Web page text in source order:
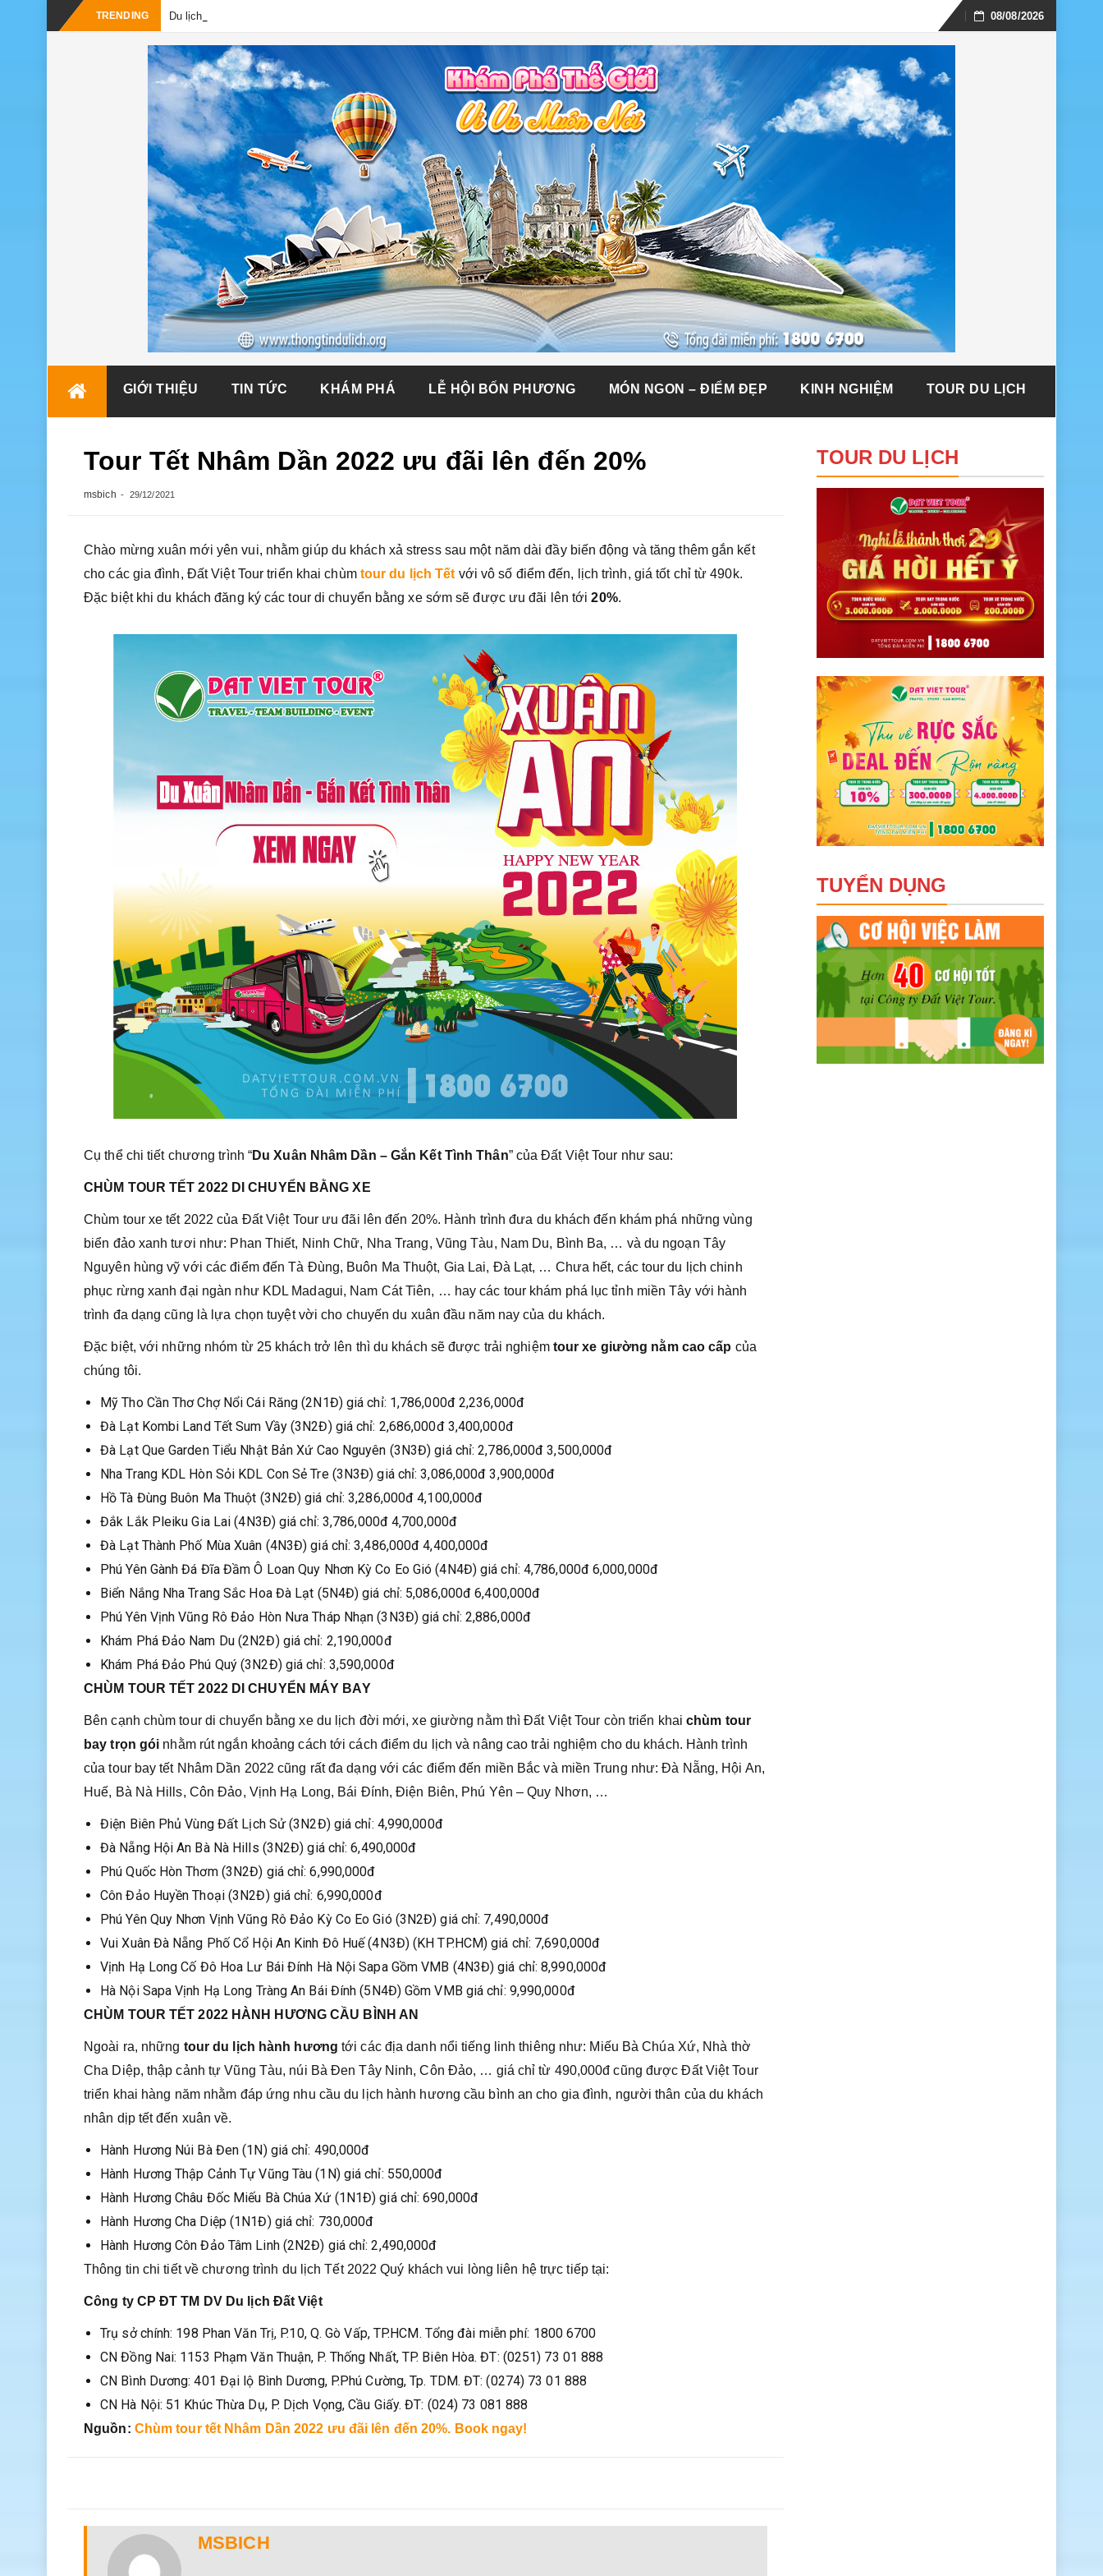
TRENDING Du lịch Sri Lanka – Bật mí nên đ
Skip
08/08/2026
GIỚI THIỆU TIN TỨC KHÁM PHÁ LỄ HỘI BỐN PHƯƠNG MÓN NGON – ĐIỂM ĐẸP KINH NGHIỆM TOUR DU LỊCH
Tour Tết Nhâm Dần 2022 ưu đãi lên đến 20%
msbich 29/12/2021
Chào mừng xuân mới yên vui, nhằm giúp du khách xả stress sau một năm dài đầy biến động và tăng thêm gắn kết
cho các gia đình, Đất Việt Tour triển khai chùm tour du lịch Tết với vô số điểm đến, lịch trình, giá tốt chỉ từ 490k.
Đặc biệt khi du khách đăng ký các tour di chuyển bằng xe sớm sẽ được ưu đãi lên tới20%.
Cụ thể chi tiết chương trình “Du Xuân Nhâm Dần – Gắn Kết Tình Thân” của Đất Việt Tour như sau:
CHÙM TOUR TẾT 2022 DI CHUYỂN BẰNG XE
Chùm tour xe tết 2022 của Đất Việt Tour ưu đãi lên đến 20%. Hành trình đưa du khách đến khám phá những vùng
biển đảo xanh tươi như: Phan Thiết, Ninh Chữ, Nha Trang, Vũng Tàu, Nam Du, Bình Ba, … và du ngoạn Tây
Nguyên hùng vỹ với các điểm đến Tà Đùng, Buôn Ma Thuột, Gia Lai, Đà Lạt, … Chưa hết, các tour du lịch chinh
phục rừng xanh đại ngàn như KDL Madagui, Nam Cát Tiên, … hay các tour khám phá lục tỉnh miền Tây với hành
trình đa dạng cũng là lựa chọn tuyệt vời cho chuyến du xuân đầu năm nay của du khách.
Đặc biệt, với những nhóm từ 25 khách trở lên thì du khách sẽ được trải nghiệm tour xe giường nằm cao cấp của
chúng tôi.
Mỹ Tho Cần Thơ Chợ Nổi Cái Răng (2N1Đ) giá chỉ: 1,786,000đ 2,236,000đ
Đà Lạt Kombi Land Tết Sum Vầy (3N2Đ) giá chỉ: 2,686,000đ 3,400,000đ
Đà Lạt Que Garden Tiểu Nhật Bản Xứ Cao Nguyên (3N3Đ) giá chỉ: 2,786,000đ 3,500,000đ
Nha Trang KDL Hòn Sỏi KDL Con Sẻ Tre (3N3Đ) giá chỉ: 3,086,000đ 3,900,000đ
Hồ Tà Đùng Buôn Ma Thuột (3N2Đ) giá chỉ: 3,286,000đ 4,100,000đ
Đắk Lắk Pleiku Gia Lai (4N3Đ) giá chỉ: 3,786,000đ 4,700,000đ
Đà Lạt Thành Phố Mùa Xuân (4N3Đ) giá chỉ: 3,486,000đ 4,400,000đ
Phú Yên Gành Đá Đĩa Đầm Ô Loan Quy Nhơn Kỳ Co Eo Gió (4N4Đ) giá chỉ: 4,786,000đ 6,000,000đ
Biển Nắng Nha Trang Sắc Hoa Đà Lạt (5N4Đ) giá chỉ: 5,086,000đ 6,400,000đ
Phú Yên Vịnh Vũng Rô Đảo Hòn Nưa Tháp Nhạn (3N3Đ) giá chỉ: 2,886,000đ
Khám Phá Đảo Nam Du (2N2Đ) giá chỉ: 2,190,000đ
Khám Phá Đảo Phú Quý (3N2Đ) giá chỉ: 3,590,000đ
CHÙM TOUR TẾT 2022 DI CHUYỂN MÁY BAY
Bên cạnh chùm tour di chuyển bằng xe du lịch đời mới, xe giường nằm thì Đất Việt Tour còn triển khaichùm tour
bay trọn gói nhằm rút ngắn khoảng cách tới cách điểm du lịch và nâng cao trải nghiệm cho du khách. Hành trình
của tour bay tết Nhâm Dần 2022 cũng rất đa dạng với các điểm đến miền Bắc và miền Trung như: Đà Nẵng, Hội An,
Huế, Bà Nà Hills, Côn Đảo, Vịnh Hạ Long, Bái Đính, Điện Biên, Phú Yên – Quy Nhơn, …
Điện Biên Phủ Vùng Đất Lịch Sử (3N2Đ) giá chỉ: 4,990,000đ
Đà Nẵng Hội An Bà Nà Hills (3N2Đ) giá chỉ: 6,490,000đ
Phú Quốc Hòn Thơm (3N2Đ) giá chỉ: 6,990,000đ
Côn Đảo Huyền Thoại (3N2Đ) giá chỉ: 6,990,000đ
Phú Yên Quy Nhơn Vịnh Vũng Rô Đảo Kỳ Co Eo Gió (3N2Đ) giá chỉ: 7,490,000đ
Vui Xuân Đà Nẵng Phố Cổ Hội An Kinh Đô Huế (4N3Đ) (KH TP.HCM) giá chỉ: 7,690,000đ
Vịnh Hạ Long Cố Đô Hoa Lư Bái Đính Hà Nội Sapa Gồm VMB (4N3Đ) giá chỉ: 8,990,000đ
Hà Nội Sapa Vịnh Hạ Long Tràng An Bái Đính (5N4Đ) Gồm VMB giá chỉ: 9,990,000đ
CHÙM TOUR TẾT 2022 HÀNH HƯƠNG CẦU BÌNH AN
Ngoài ra, những tour du lịch hành hương tới các địa danh nổi tiếng linh thiêng như: Miếu Bà Chúa Xứ, Nhà thờ
Cha Diệp, thập cảnh tự Vũng Tàu, núi Bà Đen Tây Ninh, Côn Đảo, … giá chỉ từ 490,000đ cũng được Đất Việt Tour
triển khai hàng năm nhằm đáp ứng nhu cầu du lịch hành hương cầu bình an cho gia đình, người thân của du khách
nhân dịp tết đến xuân về.
Hành Hương Núi Bà Đen (1N) giá chỉ: 490,000đ
Hành Hương Thập Cảnh Tự Vũng Tàu (1N) giá chỉ: 550,000đ
Hành Hương Châu Đốc Miếu Bà Chúa Xứ (1N1Đ) giá chỉ: 690,000đ
Hành Hương Cha Diệp (1N1Đ) giá chỉ: 730,000đ
Hành Hương Côn Đảo Tâm Linh (2N2Đ) giá chỉ: 2,490,000đ
Thông tin chi tiết về chương trình du lịch Tết 2022 Quý khách vui lòng liên hệ trực tiếp tại:
Công ty CP ĐT TM DV Du lịch Đất Việt
Trụ sở chính: 198 Phan Văn Trị, P.10, Q. Gò Vấp, TP.HCM. Tổng đài miễn phí: 1800 6700
CN Đồng Nai: 1153 Phạm Văn Thuận, P. Thống Nhất, TP. Biên Hòa. ĐT: (0251) 73 01 888
CN Bình Dương: 401 Đại lộ Bình Dương, P.Phú Cường, Tp. TDM. ĐT: (0274) 73 01 888
CN Hà Nội: 51 Khúc Thừa Dụ, P. Dịch Vọng, Cầu Giấy. ĐT: (024) 73 081 888
Nguồn: Chùm tour tết Nhâm Dần 2022 ưu đãi lên đến 20%. Book ngay!
MSBICH
TOUR DU LỊCH
TUYỂN DỤNG